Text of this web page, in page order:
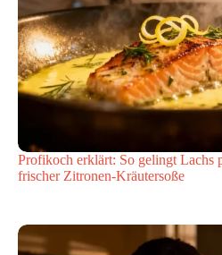
Profikoch erklärt: So gelingt Lachs
frischer Zitronen-Kräutersoße